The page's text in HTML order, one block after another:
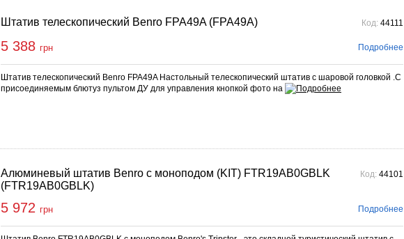
Штатив телескопический Benro FPA49A (FPA49A) Код: 44111
5 388 грн Подробнее
Штатив телескопический Benro FPA49A Настольный телескопический штатив с шаровой головкой .С
присоединяемым блютуз пультом ДУ для управления кнопкой фото на
Алюминевый штатив Benro с моноподом (KIT) FTR19AB0GBLK
(FTR19AB0GBLK)
Код: 44101
5 972 грн Подробнее